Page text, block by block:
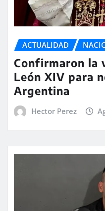
ACTUALIDAD
Confirmaron la
León XIV para
Argentina
Hector Perez